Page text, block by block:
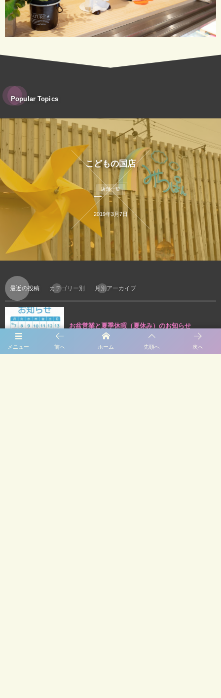
Popular Topics
こどもの国店
店舗一覧
2019年3月7日
最近の投稿 カテゴリー別 月別アーカイブ
お盆営業と夏季休暇（夏休み）のお知らせ
メニュー 前へ ホーム 先頭へ 次へ